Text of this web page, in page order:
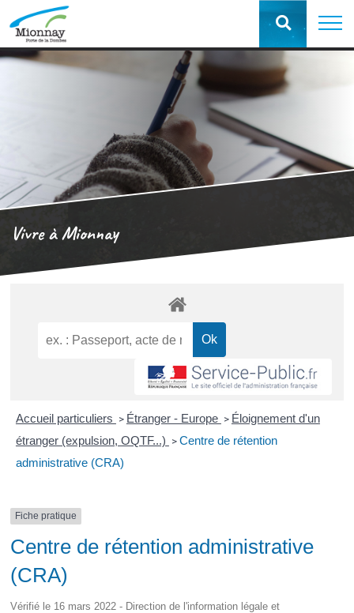
Vivre à Mionnay
Accueil particuliers > Étranger - Europe > Éloignement d'un
étranger (expulsion, OQTF...) > Centre de rétention
administrative (CRA)
Fiche pratique
Centre de rétention administrative
(CRA)
Vérifié le 16 mars 2022 - Direction de l'information légale et